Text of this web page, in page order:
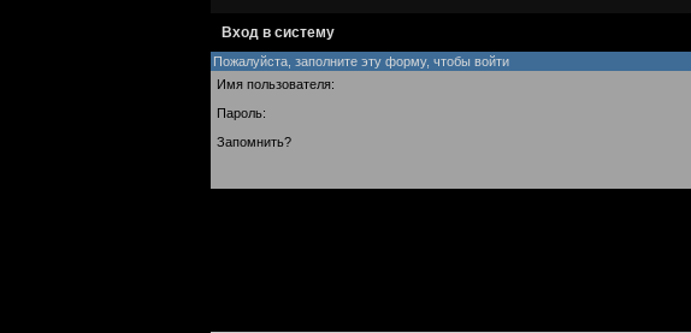
Вход в систему
Пожалуйста, заполните эту форму, чтобы войти
Имя пользователя:
Пароль:
Запомнить?